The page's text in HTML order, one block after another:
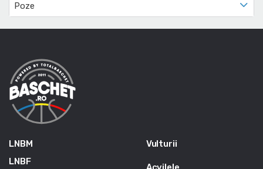
Poze
LNBM
LNBF
Vulturii